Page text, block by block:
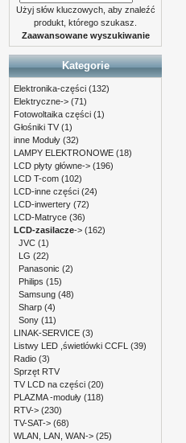
Użyj słów kluczowych, aby znaleźć
produkt, którego szukasz.
Zaawansowane wyszukiwanie
Kategorie
Elektronika-części (132)
Elektryczne-> (71)
Fotowoltaika części (1)
Głośniki TV (1)
inne Moduły (32)
LAMPY ELEKTRONOWE (18)
LCD płyty główne-> (196)
LCD T-com (102)
LCD-inne części (24)
LCD-inwertery (72)
LCD-Matryce (36)
LCD-zasilacze-> (162)
JVC (1)
LG (22)
Panasonic (2)
Philips (15)
Samsung (48)
Sharp (4)
Sony (11)
LINAK-SERVICE (3)
Listwy LED ,świetlówki CCFL
(39)
Radio (3)
Sprzęt RTV
TV LCD na części (20)
PLAZMA -moduły (118)
RTV-> (230)
TV-SAT-> (68)
WLAN, LAN, WAN-> (25)